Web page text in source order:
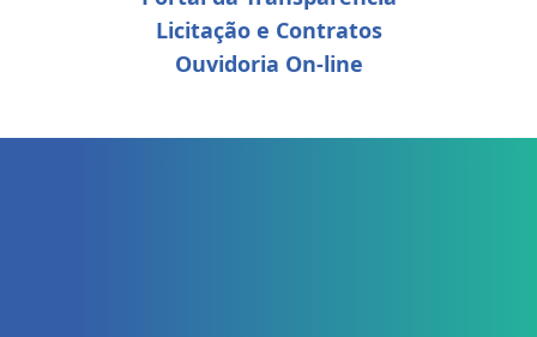
Licitação e Contratos
Ouvidoria On-line